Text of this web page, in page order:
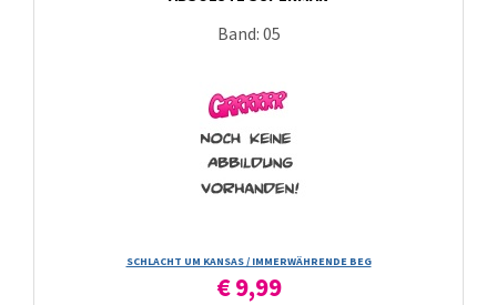
Band: 05
SCHLACHT UM KANSAS /­ IMMERWÄHRENDE BEG
€ 9,99